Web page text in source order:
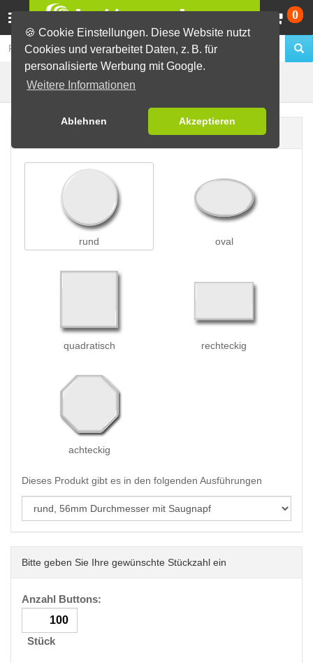
🍪 Cookie Einstellungen. Diese Website nutzt
Cookies und verarbeitet Daten, z. B. für
personalisierte Werbung mit Google.
Weitere Informationen
Ablehnen Akzeptieren
0
Buttons erstellen Buttons mit Saugnapf
rund oval
quadratisch rechteckig
achteckig
Dieses Produkt gibt es in den folgenden Ausführungen
Bitte geben Sie Ihre gewünschte Stückzahl ein
Anzahl Buttons:
Stück